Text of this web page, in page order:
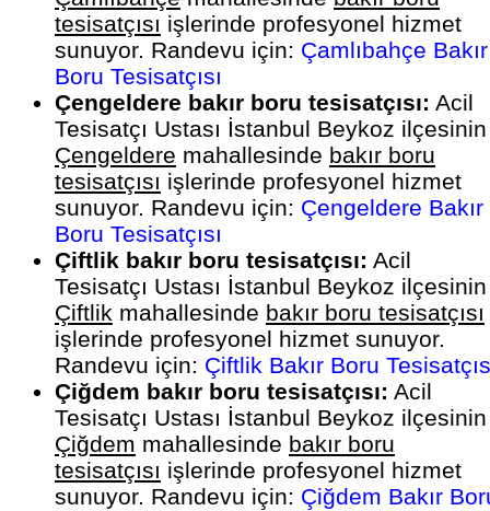
tesisatçısı işlerinde profesyonel hizmet
sunuyor. Randevu için: Çamlıbahçe Bakır
Boru Tesisatçısı
Çengeldere bakır boru tesisatçısı: Acil
Tesisatçı Ustası İstanbul Beykoz ilçesinin
Çengeldere mahallesinde bakır boru
tesisatçısı işlerinde profesyonel hizmet
sunuyor. Randevu için: Çengeldere Bakır
Boru Tesisatçısı
Çiftlik bakır boru tesisatçısı: Acil
Tesisatçı Ustası İstanbul Beykoz ilçesinin
Çiftlik mahallesinde bakır boru tesisatçısı
işlerinde profesyonel hizmet sunuyor.
Randevu için: Çiftlik Bakır Boru
Çiğdem bakır boru tesisatçısı: Acil
Tesisatçı Ustası İstanbul Beykoz ilçesinin
Çiğdem mahallesinde bakır boru
tesisatçısı işlerinde profesyonel hizmet
sunuyor. Randevu için: Çiğdem Bakır